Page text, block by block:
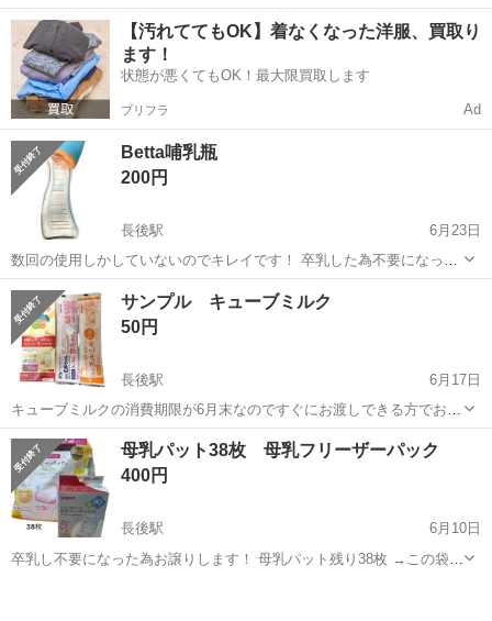
験に合わせた研修制度あり！＞ ・経験者の方：2週間横乗り + 1週間運
転指導で約1ヶ月で独り立ち！ ・未経...
神奈川 藤沢市 長後駅 その他
【汚れててもOK】着なくなった洋服、買取り
ます！
状態が悪くてもOK！最大限買取します
プリフラ Ad
Betta哺乳瓶
200円
長後駅
6月23日
数回の使用しかしていないのでキレイです！ 卒乳した為不要になった
ので必要な方いかがでしょうか☺️
神奈川 藤沢市 長後駅 ベビー用品 哺乳瓶
サンプル キューブミルク
50円
長後駅
6月17日
キューブミルクの消費期限が6月末なのですぐにお渡しできる方でお願
い致します☺️ お試しなどでいかがでしょうか🙌
神奈川 藤沢市 長後駅 ベビー用品 ミルク
母乳パット38枚 母乳フリーザーパック
400円
長後駅
6月10日
卒乳し不要になった為お譲りします！ 母乳パット残り38枚 →この袋の